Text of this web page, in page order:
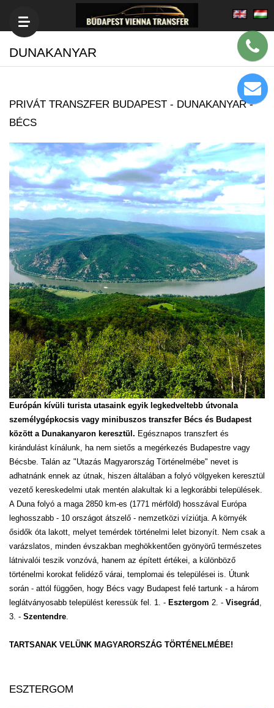
DUNAKANYAR
PRIVÁT TRANSZFER BUDAPEST - DUNAKANYAR -
BÉCS
Európán kívüli turista utasaink egyik legkedveltebb útvonala
személygépkocsis vagy minibuszos transzfer Bécs és Budapest
között a Dunakanyaron keresztül. Egésznapos transzfert és
kirándulást kínálunk, ha nem sietős a megérkezés Budapestre vagy
Bécsbe. Talán az "Utazás Magyarország Történelmébe" nevet is
adhatnánk ennek az útnak, hiszen általában a folyó völgyeken keresztül
vezető kereskedelmi utak mentén alakultak ki a legkorábbi települések.
A Duna folyó a maga 2850 km-es (1771 mérföld) hosszával Európa
leghosszabb - 10 országot átszelő - nemzetközi víziútja. A környék
ősidők óta lakott, melyet temérdek történelmi lelet bizonyít. Nem csak a
varázslatos, minden évszakban meghökkentően gyönyörű természetes
látnivalói teszik vonzóvá, hanem az épített értékei, a különböző
történelmi korokat felidéző várai, templomai és települései is. Útunk
során - attól függően, hogy Bécs vagy Budapest felé tartunk - a három
leglátványosabb települést keressük fel. 1. - Esztergom 2. - Visegrád ,
3. - Szentendre.
TARTSANAK VELÜNK MAGYARORSZÁG TÖRTÉNELMÉBE!
ESZTERGOM